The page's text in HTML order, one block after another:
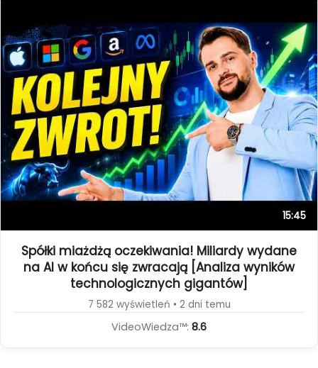
15:45
Spółki miażdżą oczekiwania! Miliardy wydane
na AI w końcu się zwracają [Analiza wyników
technologicznych gigantów]
7 582 wyświetleń • 2 dni temu
VideoWiedza™: 8.6